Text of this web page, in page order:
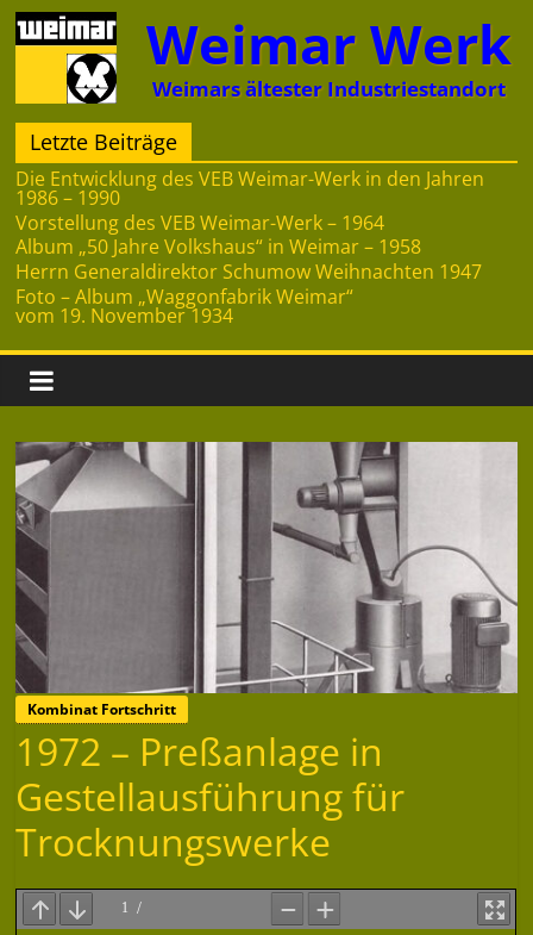
Zum
Inhalt
springen
Weimar Werk
Weimars ältester Industriestandort
Letzte Beiträge
Die Entwicklung des VEB Weimar-Werk in den Jahren
1986 – 1990
Vorstellung des VEB Weimar-Werk – 1964
Album „50 Jahre Volkshaus“ in Weimar – 1958
Herrn Generaldirektor Schumow Weihnachten 1947
Foto – Album „Waggonfabrik Weimar“
vom 19. November 1934
Kombinat Fortschritt
1972 – Preßanlage in
Gestellausführung für
Trocknungswerke